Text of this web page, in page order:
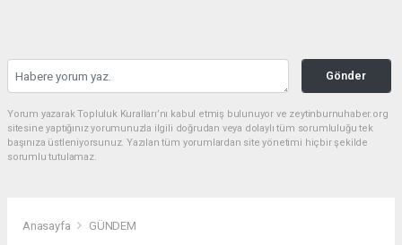
Gönder
Yorum yazarak Topluluk Kuralları’nı kabul etmiş bulunuyor ve zeytinburnuhaber.org
sitesine yaptığınız yorumunuzla ilgili doğrudan veya dolaylı tüm sorumluluğu tek
başınıza üstleniyorsunuz. Yazılan tüm yorumlardan site yönetimi hiçbir şekilde
sorumlu tutulamaz.
Anasayfa GÜNDEM